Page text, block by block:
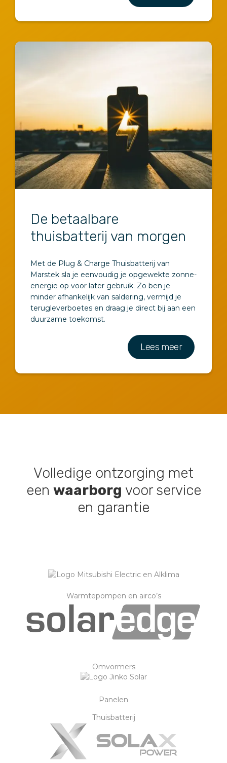
De betaalbare
thuisbatterij van morgen
Met de Plug & Charge Thuisbatterij van
Marstek sla je eenvoudig je opgewekte zonne-
energie op voor later gebruik. Zo ben je
minder afhankelijk van saldering, vermijd je
terugleverboetes en draag je direct bij aan een
duurzame toekomst.
Lees meer
Volledige ontzorging met
een waarborg voor service
en garantie
Warmtepompen en airco’s
Omvormers
Panelen
Thuisbatterij